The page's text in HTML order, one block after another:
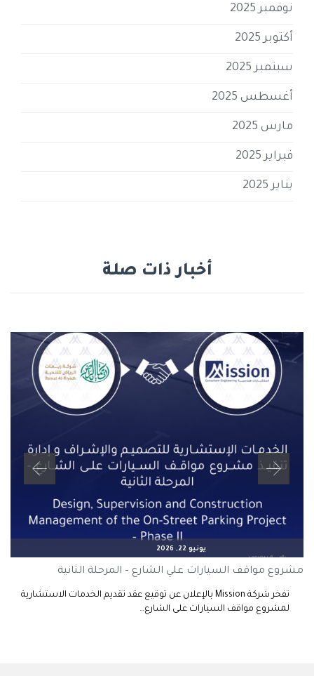
نوفمبر 2025
أكتوبر 2025
سبتمبر 2025
أغسطس 2025
مارس 2025
فبراير 2025
يناير 2025
أخبار ذات صلة
يونيو 22, 2026
مشروع مواقف السيارات علي الشارع – المرحلة الثانية
تفخر شركة Mission بالإعلان عن توقيع عقد تقديم الخدمات الاستشارية
لمشروع مواقف السيارات على الشارع…